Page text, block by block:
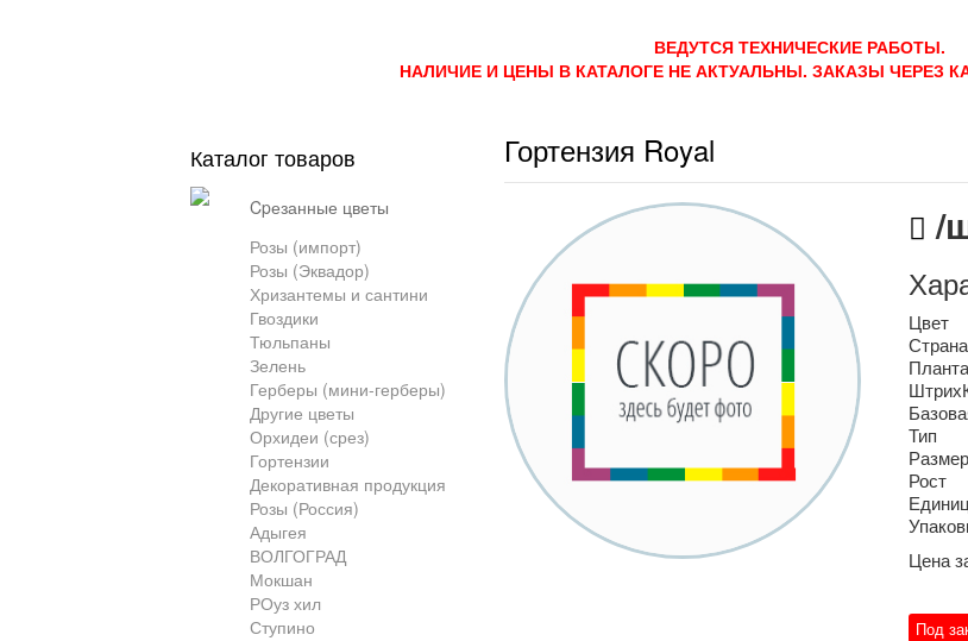
ВЕДУТСЯ ТЕХНИЧЕСКИЕ РАБОТЫ.
НАЛИЧИЕ И ЦЕНЫ В КАТАЛОГЕ НЕ АКТУАЛЬНЫ. ЗАКАЗЫ ЧЕРЕЗ
Каталог товаров
cpезанные цветы
Розы (импорт)
Розы (Эквадор)
Хризантемы и сантини
Гвоздики
Тюльпаны
Зелень
Герберы (мини-герберы)
Другие цветы
Орхидеи (срез)
Гортензии
Декоративная продукция
Розы (Россия)
Адыгея
ВОЛГОГРАД
Мокшан
РОуз хил
Ступино
Гортензия Royal
/
Цвет
Тип
Рост
Цена
Под